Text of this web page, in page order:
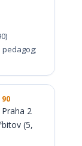
2
(5,